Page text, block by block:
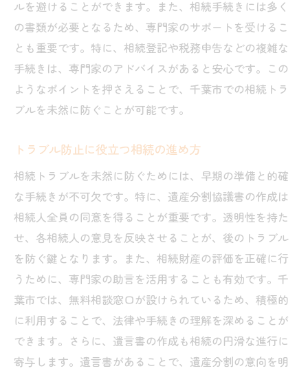
ルを避けることができます。また、相続手続きには多く
の書類が必要となるため、専門家のサポートを受けるこ
とも重要です。特に、相続登記や税務申告などの複雑な
手続きは、専門家のアドバイスがあると安心です。この
ようなポイントを押さえることで、千葉市での相続トラ
ブルを未然に防ぐことが可能です。
トラブル防止に役立つ相続の進め方
相続トラブルを未然に防ぐためには、早期の準備と的確
な手続きが不可欠です。特に、遺産分割協議書の作成は
相続人全員の同意を得ることが重要です。透明性を持た
せ、各相続人の意見を反映させることが、後のトラブル
を防ぐ鍵となります。また、相続財産の評価を正確に行
うために、専門家の助言を活用することも有効です。千
葉市では、無料相談窓口が設けられているため、積極的
に利用することで、法律や手続きの理解を深めることが
できます。さらに、遺言書の作成も相続の円滑な進行に
寄与します。遺言書があることで、遺産分割の意向を明